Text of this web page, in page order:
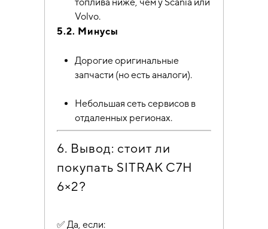
Volvo.
5.2. Минусы
Дорогие оригинальные
запчасти (но есть аналоги).
Небольшая сеть сервисов в
отдаленных регионах.
6. Вывод: стоит ли
покупать SITRAK C7H
6×2?
✅ Да, если: